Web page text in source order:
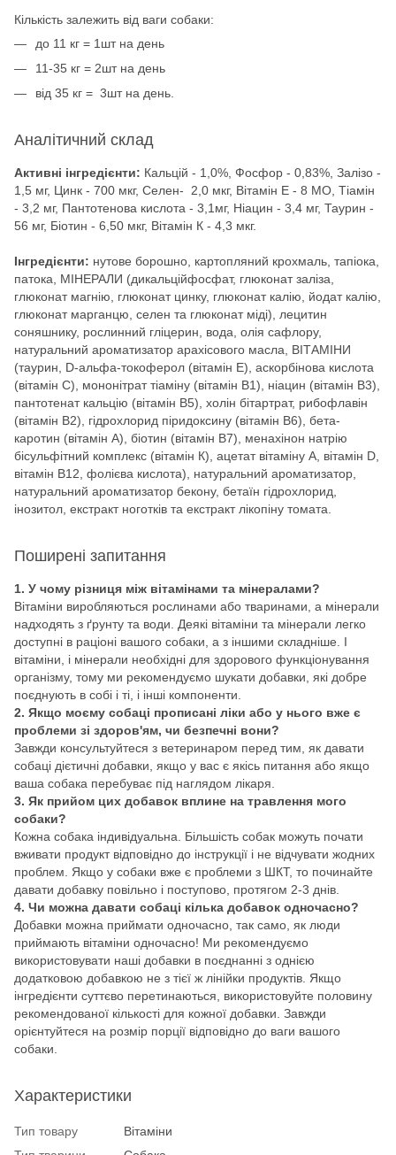
Кількість залежить від ваги собаки:
до 11 кг = 1шт на день
11-35 кг = 2шт на день
від 35 кг = 3шт на день.
Аналітичний склад
Активні інгредієнти: Кальцій - 1,0%, Фосфор - 0,83%, Залізо -
1,5 мг, Цинк - 700 мкг, Селен- 2,0 мкг, Вітамін Е - 8 МО, Тіамін
- 3,2 мг, Пантотенова кислота - 3,1мг, Ніацин - 3,4 мг, Таурин -
56 мг, Біотин - 6,50 мкг, Вітамін К - 4,3 мкг.
Інгредієнти: нутове борошно, картопляний крохмаль, тапіока,
патока, МІНЕРАЛИ (дикальційфосфат, глюконат заліза,
глюконат магнію, глюконат цинку, глюконат калію, йодат калію,
глюконат марганцю, селен та глюконат міді), лецитин
соняшнику, рослинний гліцерин, вода, олія сафлору,
натуральний ароматизатор арахісового масла, ВІТАМІНИ
(таурин, D-альфа-токоферол (вітамін Е), аскорбінова кислота
(вітамін С), мононітрат тіаміну (вітамін B1), ніацин (вітамін B3),
пантотенат кальцію (вітамін B5), холін бітартрат, рибофлавін
(вітамін B2), гідрохлорид піридоксину (вітамін B6), бета-
каротин (вітамін А), біотин (вітамін B7), менахінон натрію
бісульфітний комплекс (вітамін К), ацетат вітаміну А, вітамін D,
вітамін B12, фолієва кислота), натуральний ароматизатор,
натуральний ароматизатор бекону, бетаїн гідрохлорид,
інозитол, екстракт ноготків та екстракт лікопіну томата.
Поширені запитання
1. У чому різниця між вітамінами та мінералами?
Вітаміни виробляються рослинами або тваринами, а мінерали
надходять з ґрунту та води. Деякі вітаміни та мінерали легко
доступні в раціоні вашого собаки, а з іншими складніше. І
вітаміни, і мінерали необхідні для здорового функціонування
організму, тому ми рекомендуємо шукати добавки, які добре
поєднують в собі і ті, і інші компоненти.
2. Якщо моєму собаці прописані ліки або у нього вже є
проблеми зі здоров'ям, чи безпечні вони?
Завжди консультуйтеся з ветеринаром перед тим, як давати
собаці дієтичні добавки, якщо у вас є якісь питання або якщо
ваша собака перебуває під наглядом лікаря.
3. Як прийом цих добавок вплине на травлення мого
собаки?
Кожна собака індивідуальна. Більшість собак можуть почати
вживати продукт відповідно до інструкції і не відчувати жодних
проблем. Якщо у собаки вже є проблеми з ШКТ, то починайте
давати добавку повільно і поступово, протягом 2-3 днів.
4. Чи можна давати собаці кілька добавок одночасно?
Добавки можна приймати одночасно, так само, як люди
приймають вітаміни одночасно! Ми рекомендуємо
використовувати наші добавки в поєднанні з однією
додатковою добавкою не з тієї ж лінійки продуктів. Якщо
інгредієнти суттєво перетинаються, використовуйте половину
рекомендованої кількості для кожної добавки. Завжди
орієнтуйтеся на розмір порції відповідно до ваги вашого
собаки.
Характеристики
Тип товару
Вітаміни